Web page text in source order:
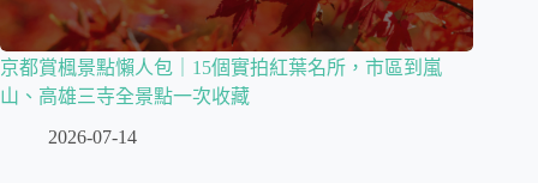
京都賞楓景點懶人包｜15個實拍紅葉名所，市區到嵐
山、高雄三寺全景點一次收藏
2026-07-14